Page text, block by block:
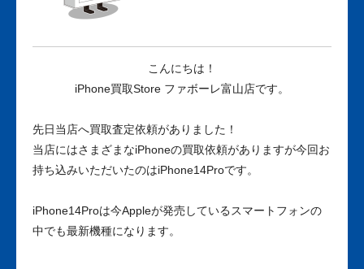
こんにちは！
iPhone買取Store ファボーレ富山店です。
先日当店へ買取査定依頼がありました！
当店にはさまざまなiPhoneの買取依頼がありますが今回お
持ち込みいただいたのはiPhone14Proです。
iPhone14Proは今Appleが発売しているスマートフォンの
中でも最新機種になります。